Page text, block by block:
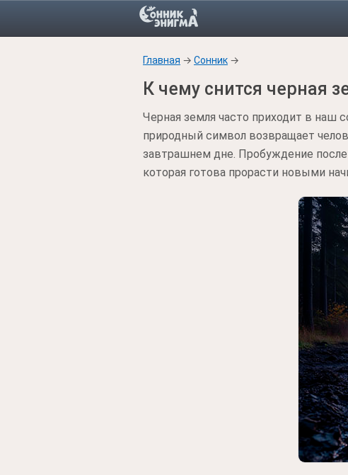
Главная → Сонник →
К чему снится черная
Черная земля часто приходит в наш
природный символ возвращает
завтрашнем дне. Пробуждение
которая готова прорасти новыми